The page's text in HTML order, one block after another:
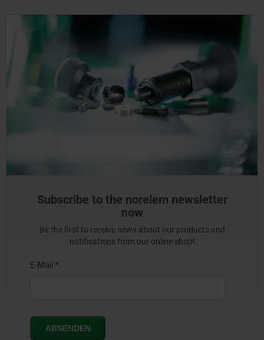
Subscribe to the norelem newsletter
now
Be the first to receive news about our products and
notifications from our online shop!